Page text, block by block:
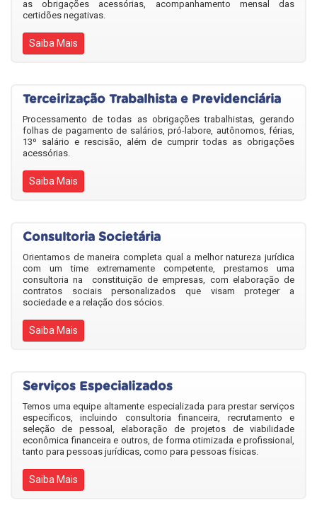
as obrigações acessórias, acompanhamento mensal das
certidões negativas.
Saiba Mais
Terceirização Trabalhista e Previdenciária
Processamento de todas as obrigações trabalhistas, gerando
folhas de pagamento de salários, pró-labore, autônomos, férias,
13º salário e rescisão, além de cumprir todas as obrigações
acessórias.
Saiba Mais
Consultoria Societária
Orientamos de maneira completa qual a melhor natureza jurídica
com um time extremamente competente, prestamos uma
consultoria na constituição de empresas, com elaboração de
contratos sociais personalizados que visam proteger a
sociedade e a relação dos sócios.
Saiba Mais
Serviços Especializados
Temos uma equipe altamente especializada para prestar serviços
específicos, incluindo consultoria financeira, recrutamento e
seleção de pessoal, elaboração de projetos de viabilidade
econômica financeira e outros, de forma otimizada e profissional,
tanto para pessoas jurídicas, como para pessoas físicas.
Saiba Mais